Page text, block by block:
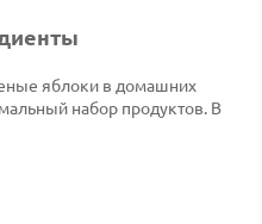
яблоки в домашних
набор продуктов. В